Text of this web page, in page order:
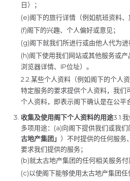
日）；
(e)阁下的旅行详情（例如航班资料
(f)阁下的兴趣、个人偏好或意见；
(g)阁下就我们所进行或由他人代为
(h)阁下使用我们网站或其他服务或
浏览器详情、IP位址）。
2.2.某些个人资料（例如阁下的个人
特定服务的要求提供个人资料，我
个人资料，即表示阁下确认是在公平
收集及使用阁下个人资料的用途3.1.
多项用途：(a)向阁下提供我们或我
古地产集团」 ）不时提供的任何服务
要求我们提供的服务；
(b)就太古地产集团的任何相关服务
(c)以使阁下能够使用太古地产集团